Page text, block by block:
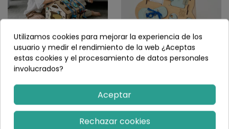
Casa de juegos
sensorial y de
actividades infantil
MINI - Madera -
129,35 €199,00 €
Tablero de actividades
"Oso Curioso" mini
Utilizamos cookies para mejorar la experiencia de los
usuario y medir el rendimiento de la web ¿Aceptas
estas cookies y el procesamiento de datos personales
involucrados?
Aceptar
Rechazar cookies